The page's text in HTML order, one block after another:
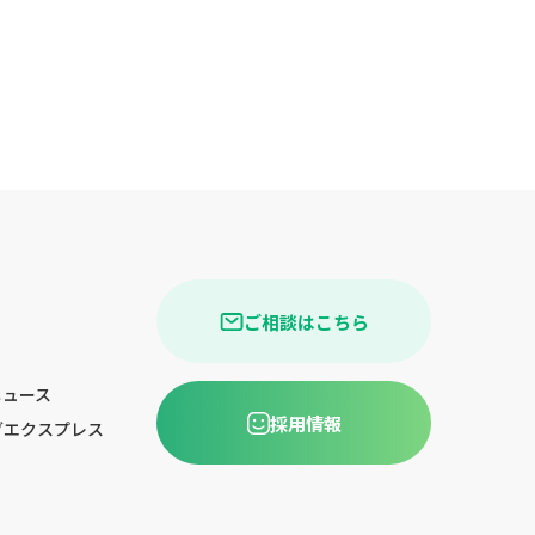
ース
クスプレス
ご相談はこちら
採用情報